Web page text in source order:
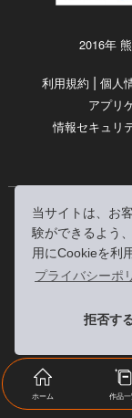
当サイトは、お
験ができるよう
用にCookieを利
プライバシーポ
拒否す
2016年
利用規約 | 個人
アプリ
情報セキュリ
（kikubon/
ホーム 作品